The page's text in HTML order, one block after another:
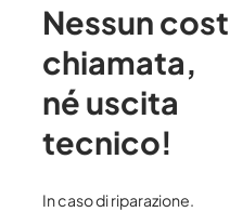
Nessun
chiamata,
né uscita
tecnico!
In caso di riparazione.